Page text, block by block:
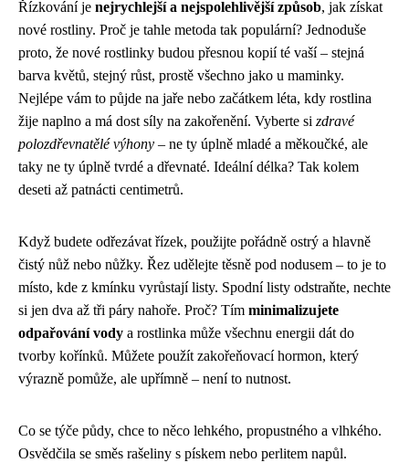
Řízkování je nejrychlejší a nejspolehlivější způsob, jak získat
nové rostliny. Proč je tahle metoda tak populární? Jednoduše
proto, že nové rostlinky budou přesnou kopií té vaší – stejná
barva květů, stejný růst, prostě všechno jako u maminky.
Nejlépe vám to půjde na jaře nebo začátkem léta, kdy rostlina
žije naplno a má dost síly na zakořenění. Vyberte si zdravé
polozdřevnatělé výhony – ne ty úplně mladé a měkoučké, ale
taky ne ty úplně tvrdé a dřevnaté. Ideální délka? Tak kolem
deseti až patnácti centimetrů.
Když budete odřezávat řízek, použijte pořádně ostrý a hlavně
čistý nůž nebo nůžky. Řez udělejte těsně pod nodusem – to je to
místo, kde z kmínku vyrůstají listy. Spodní listy odstraňte, nechte
si jen dva až tři páry nahoře. Proč? Tím minimalizujete
odpařování vody a rostlinka může všechnu energii dát do
tvorby kořínků. Můžete použít zakořeňovací hormon, který
výrazně pomůže, ale upřímně – není to nutnost.
Co se týče půdy, chce to něco lehkého, propustného a vlhkého.
Osvědčila se směs rašeliny s pískem nebo perlitem napůl.